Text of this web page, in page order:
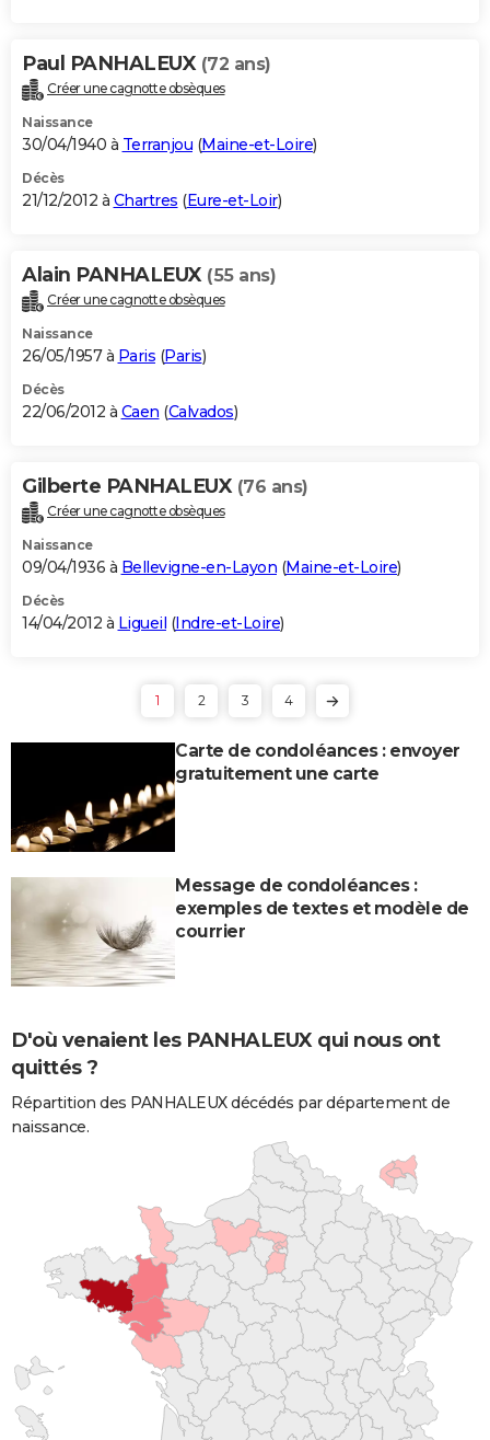
Paul PANHALEUX (72 ans)
Créer une cagnotte obsèques
Naissance
30/04/1940 à Terranjou (Maine-et-Loire)
Décès
21/12/2012 à Chartres (Eure-et-Loir)
Alain PANHALEUX (55 ans)
Créer une cagnotte obsèques
Naissance
26/05/1957 à Paris (Paris)
Décès
22/06/2012 à Caen (Calvados)
Gilberte PANHALEUX (76 ans)
Créer une cagnotte obsèques
Naissance
09/04/1936 à Bellevigne-en-Layon (Maine-et-Loire)
Décès
14/04/2012 à Ligueil (Indre-et-Loire)
1 2 3 4
Carte de condoléances : envoyer
gratuitement une carte
Message de condoléances :
exemples de textes et modèle de
courrier
D'où venaient les PANHALEUX qui nous ont
quittés ?
Répartition des PANHALEUX décédés par département de
naissance.